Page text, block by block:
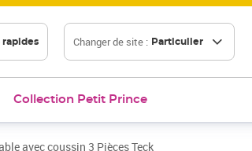
rapides Changer de site : Particulier
Collection Petit Prince
avec coussin 3 Pièces Teck